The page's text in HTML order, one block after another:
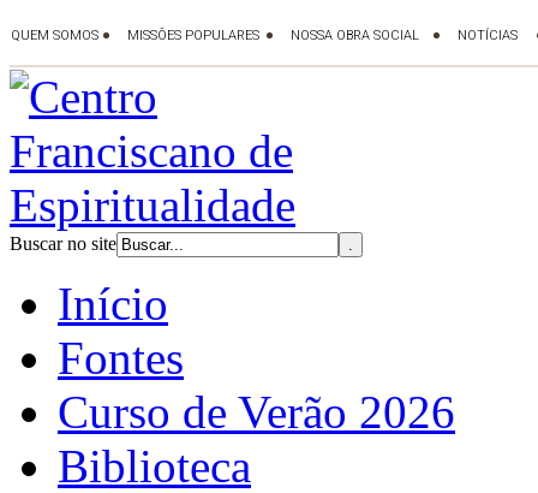
Buscar no site
Início
Fontes
Curso de Verão 2026
Biblioteca